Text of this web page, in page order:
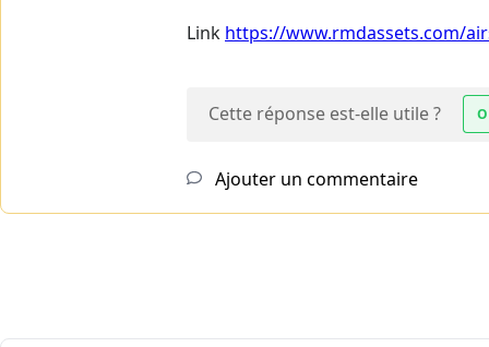
Link https://www.rmdassets.com/
Cette réponse est-elle utile ?
Ajouter un commentaire